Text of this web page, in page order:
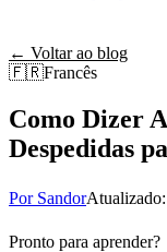
← Voltar ao blog
🇫🇷Francês
Como Dizer
Despedidas
Por Sandor
Pronto para aprender?